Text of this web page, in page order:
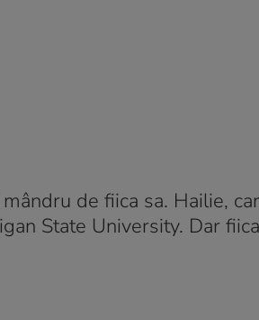
de fiica sa. Hailie,
State University. Dar